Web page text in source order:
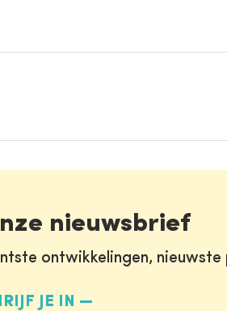
nieuwsbrief
ontwikkelingen,
JE IN